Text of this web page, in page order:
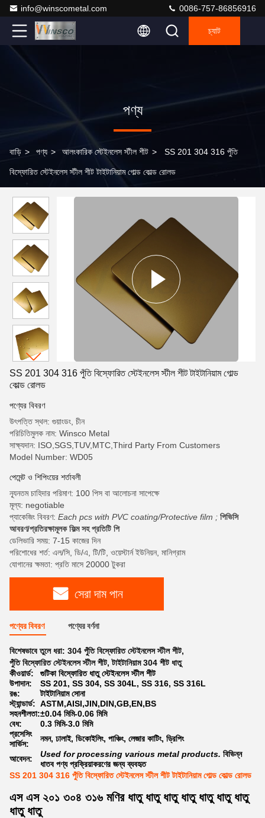
info@winscometal.com 0086-757-86856916
চ্যাট
পণ্য
বাড়ি > পণ্য > আলংকারিক স্টেইনলেস স্টীল শীট > SS 201 304 316 পুঁতি
বিস্ফোরিত স্টেইনলেস স্টীল শীট টাইটানিয়াম গোল্ড কোল্ড রোলড
SS 201 304 316 পুঁতি বিস্ফোরিত স্টেইনলেস স্টীল শীট টাইটানিয়াম গোল্ড
কোল্ড রোলড
পণ্যের বিবরণ
উৎপত্তি স্থল: গুয়াংডং, চীন
পরিচিতিমুলক নাম: Winsco Metal
সাক্ষ্যদান: ISO,SGS,TUV,MTC,Third Party From Customers
Model Number: WD05
পেমেন্ট ও শিপিংয়ের শর্তাবলী
ন্যূনতম চাহিদার পরিমাণ: 100 পিস বা আলোচনা সাপেক্ষে
মূল্য: negotiable
প্যাকেজিং বিবরণ: Each pcs with PVC coating/Protective film ; পিভিসি
আবরণ/প্রতিরক্ষামূলক ফিল্ম সহ প্রতিটি পি
ডেলিভারি সময়: 7-15 কাজের দিন
পরিশোধের শর্ত: এল/সি, ডি/এ, টি/টি, ওয়েস্টার্ন ইউনিয়ন, মানিগ্রাম
যোগানের ক্ষমতা: প্রতি মাসে 20000 টুকরা
সেরা দাম পান
পণ্যের বিবরণ পণ্যের বর্ণনা
বিশেষভাবে তুলে ধরা: 304 পুঁতি বিস্ফোরিত স্টেইনলেস স্টীল শীট,
পুঁতি বিস্ফোরিত স্টেইনলেস স্টীল শীট,টাইটানিয়াম 304 শীট ধাতু
কীওয়ার্ড:
গুটিকা বিস্ফোরিত ধাতু স্টেইনলেস স্টীল শীট
উপাদান:
SS 201, SS 304, SS 304L, SS 316, SS 316L
রঙ:
টাইটানিয়াম সোনা
স্ট্যান্ডার্ড: ASTM,AISI,JIN,DIN,GB,EN,BS
সহনশীলতা:±0.04 মিমি-0.06 মিমি
বেধ:
0.3 মিমি-3.0 মিমি
প্রসেসিং
সার্ভিস:
নমন, ঢালাই, ডিকোইলিং, পাঞ্চিং, লেজার কাটিং, ড্রিপিং
আবেদন: Used for processing various metal products. বিভিন্ন
ধাতব পণ্য প্রক্রিয়াকরণের জন্য ব্যবহৃত
SS 201 304 316 পুঁতি বিস্ফোরিত স্টেইনলেস স্টীল শীট টাইটানিয়াম গোল্ড কোল্ড রোলড
এস এস ২০১ ৩০৪ ৩১৬ মণির ধাতু ধাতু ধাতু ধাতু ধাতু ধাতু ধাতু
ধাতু ধাতু